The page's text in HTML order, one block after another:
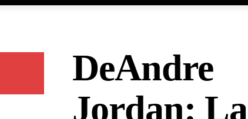
DeAndre
Jordan: La